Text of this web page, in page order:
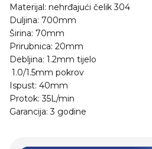
Materijal: nehrđajući čelik 304
Duljina: 700mm
Širina: 70mm
Prirubnica: 20mm
Debljina: 1.2mm tijelo
1.0/1.5mm pokrov
Ispust: 40mm
Protok: 35L/min
Garancija: 3 godine